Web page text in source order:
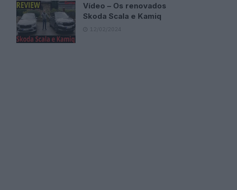
Vídeo – Os renovados
Skoda Scala e Kamiq
12/02/2024